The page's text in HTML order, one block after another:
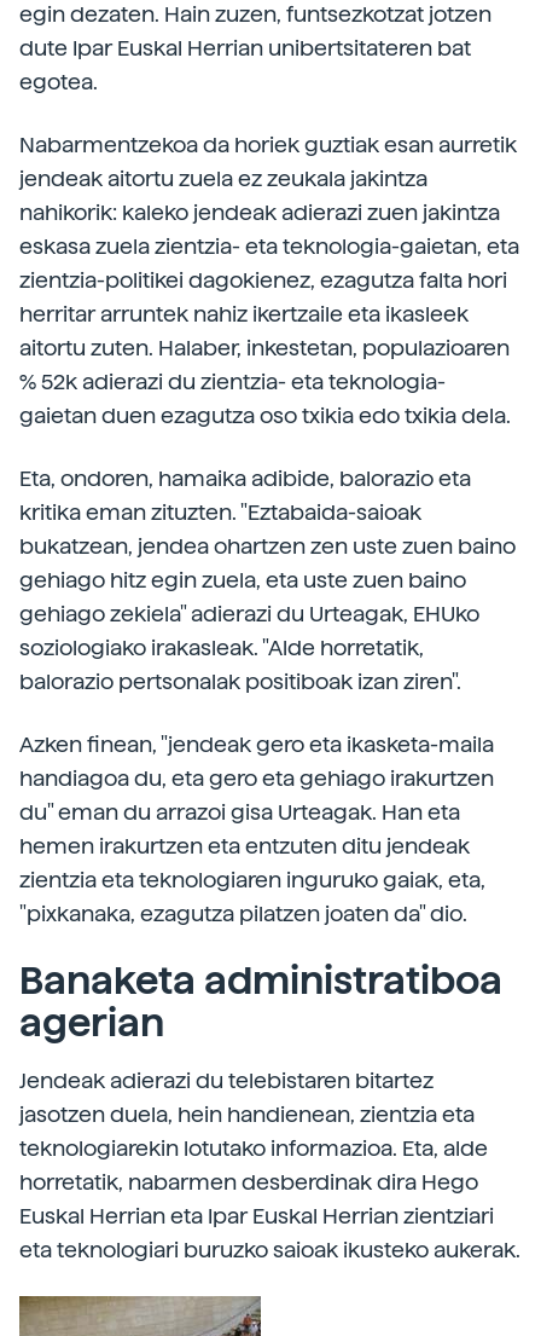
egin dezaten. Hain zuzen, funtsezkotzat jotzen
dute Ipar Euskal Herrian unibertsitateren bat
egotea.
Nabarmentzekoa da horiek guztiak esan aurretik
jendeak aitortu zuela ez zeukala jakintza
nahikorik: kaleko jendeak adierazi zuen jakintza
eskasa zuela zientzia- eta teknologia-gaietan, eta
zientzia-politikei dagokienez, ezagutza falta hori
herritar arruntek nahiz ikertzaile eta ikasleek
aitortu zuten. Halaber, inkestetan, populazioaren
% 52k adierazi du zientzia- eta teknologia-
gaietan duen ezagutza oso txikia edo txikia dela.
Eta, ondoren, hamaika adibide, balorazio eta
kritika eman zituzten. "Eztabaida-saioak
bukatzean, jendea ohartzen zen uste zuen baino
gehiago hitz egin zuela, eta uste zuen baino
gehiago zekiela" adierazi du Urteagak, EHUko
soziologiako irakasleak. "Alde horretatik,
balorazio pertsonalak positiboak izan ziren".
Azken finean, "jendeak gero eta ikasketa-maila
handiagoa du, eta gero eta gehiago irakurtzen
du" eman du arrazoi gisa Urteagak. Han eta
hemen irakurtzen eta entzuten ditu jendeak
zientzia eta teknologiaren inguruko gaiak, eta,
"pixkanaka, ezagutza pilatzen joaten da" dio.
Banaketa administratiboa
agerian
Jendeak adierazi du telebistaren bitartez
jasotzen duela, hein handienean, zientzia eta
teknologiarekin lotutako informazioa. Eta, alde
horretatik, nabarmen desberdinak dira Hego
Euskal Herrian eta Ipar Euskal Herrian zientziari
eta teknologiari buruzko saioak ikusteko aukerak.